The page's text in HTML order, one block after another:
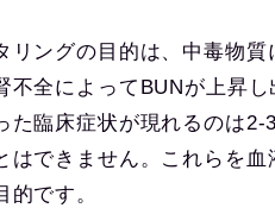
リングの目的は、中毒物
不全によってBUNが上昇
た臨床症状が現れるのは
はできません。これらを
的です。